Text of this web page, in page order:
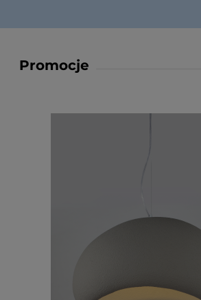
Promocje